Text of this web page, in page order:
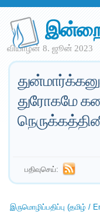
வியாழன் 8. ஜூன் 2023
துரோகமே
பதிவுசெய்:
இருமொழிப்பதிப்பு (தமிழ் /